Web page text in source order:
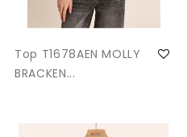
Top T1678AEN MOLLY
BRACKEN...